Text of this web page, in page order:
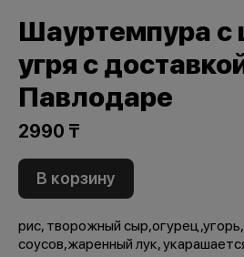
Шауртемпура с
угря с
Павлодаре
2990 ₸
В корзину
рис, творожный
соусов,жаренный лук,